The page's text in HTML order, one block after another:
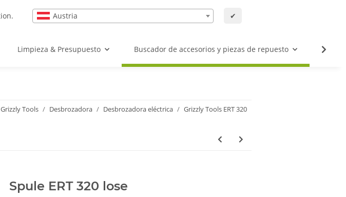
Austria ✔
Limpieza & Presupuesto Buscador de accesorios y piezas de repuesto
Grizzly Tools Desbrozadora Desbrozadora eléctrica
Grizzly Tools ERT 320
Spule ERT 320 lose